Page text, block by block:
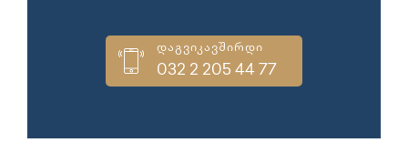
დაგვიკავშირდი
032 2 205 44 77